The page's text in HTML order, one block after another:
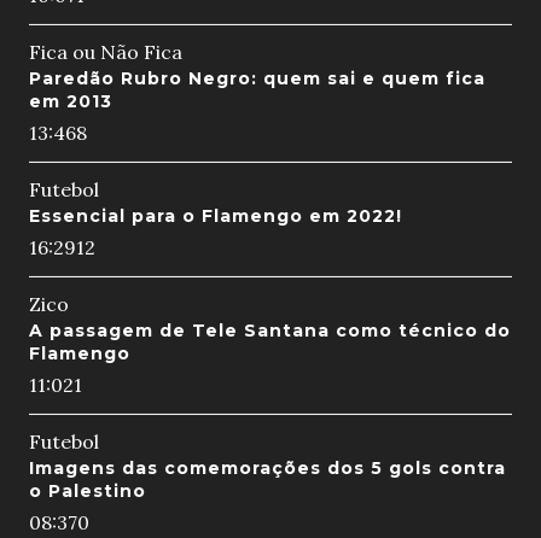
Fica ou Não Fica
Paredão Rubro Negro: quem sai e quem fica
em 2013
13:468
Futebol
Essencial para o Flamengo em 2022!
16:2912
Zico
A passagem de Tele Santana como técnico do
Flamengo
11:021
Futebol
Imagens das comemorações dos 5 gols contra
o Palestino
08:370